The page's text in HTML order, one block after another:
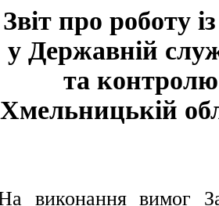
Звіт про роботу
у Державній
та
Хмельницькій
виконання вимог